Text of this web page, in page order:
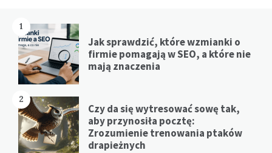
1
Jak sprawdzić, które wzmianki o
firmie pomagają w SEO, a które nie
mają znaczenia
2
Czy da się wytresować sowę tak,
aby przynosiła pocztę:
Zrozumienie trenowania ptaków
drapieżnych